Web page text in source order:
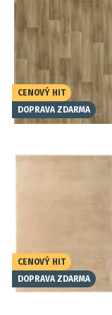
CENOVÝ HIT
DOPRAVA ZDARMA
CENOVÝ HIT
DOPRAVA ZDARMA